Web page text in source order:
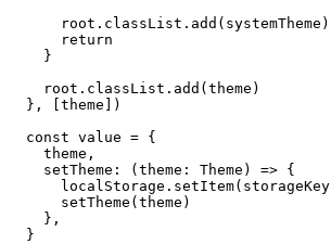
      root
. classList . add ( systemTheme )
return
}
    root
. classList . add ( theme )
} , theme
)
const value = {
    theme
,
setTheme : ( theme : Theme ) => {
localStorage . setItem( storageKey
setTheme ( theme )
} ,
}